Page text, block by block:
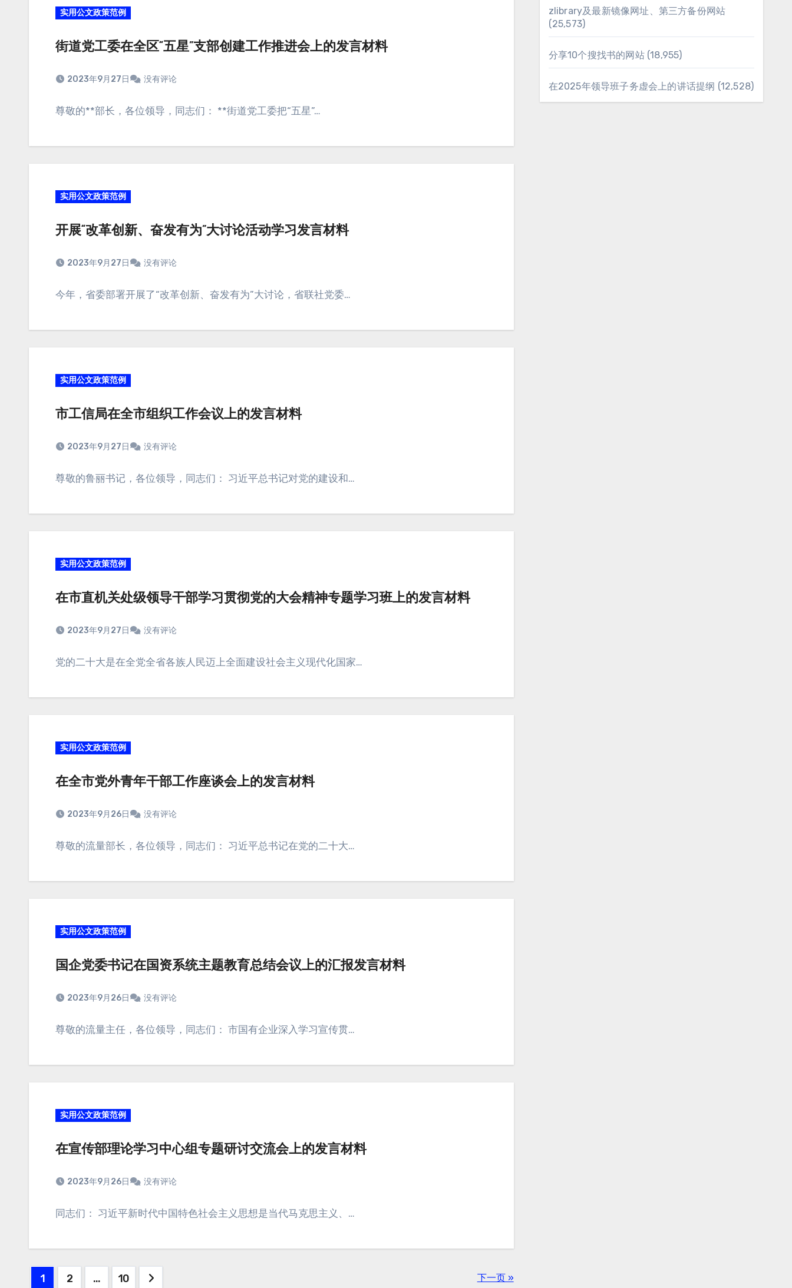
实用公文政策范例
街道党工委在全区“五星”支部创建工作推进会上的发言材料
2023年9月27日 没有评论
尊敬的**部长，各位领导，同志们： **街道党工委把“五星”…
实用公文政策范例
开展“改革创新、奋发有为”大讨论活动学习发言材料
2023年9月27日 没有评论
今年，省委部署开展了“改革创新、奋发有为”大讨论，省联社党委…
实用公文政策范例
市工信局在全市组织工作会议上的发言材料
2023年9月27日 没有评论
尊敬的鲁丽书记，各位领导，同志们： 习近平总书记对党的建设和…
实用公文政策范例
在市直机关处级领导干部学习贯彻党的大会精神专题学习班上的发言材料
2023年9月27日 没有评论
党的二十大是在全党全省各族人民迈上全面建设社会主义现代化国家…
实用公文政策范例
在全市党外青年干部工作座谈会上的发言材料
2023年9月26日 没有评论
尊敬的流量部长，各位领导，同志们： 习近平总书记在党的二十大…
实用公文政策范例
国企党委书记在国资系统主题教育总结会议上的汇报发言材料
2023年9月26日 没有评论
尊敬的流量主任，各位领导，同志们： 市国有企业深入学习宣传贯…
实用公文政策范例
在宣传部理论学习中心组专题研讨交流会上的发言材料
2023年9月26日 没有评论
同志们： 习近平新时代中国特色社会主义思想是当代马克思主义、…
1 2 … 10 下一页 »
zlibrary及最新镜像网址、第三方备份网站
(25,573)
分享10个搜找书的网站 (18,955)
在2025年领导班子务虚会上的讲话提纲 (12,528)